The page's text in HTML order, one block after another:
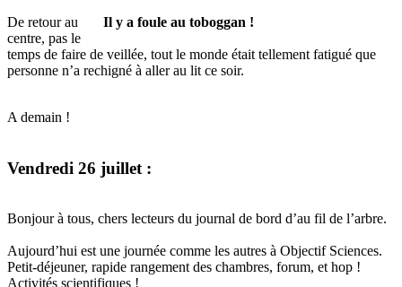
Il y a foule au toboggan !
De retour au
centre, pas le
temps de faire de veillée, tout le monde était tellement fatigué que
personne n’a rechigné à aller au lit ce soir.
A demain !
Vendredi 26 juillet :
Bonjour à tous, chers lecteurs du journal de bord d’au fil de l’arbre.
Aujourd’hui est une journée comme les autres à Objectif Sciences.
Petit-déjeuner, rapide rangement des chambres, forum, et hop !
Activités scientifiques !